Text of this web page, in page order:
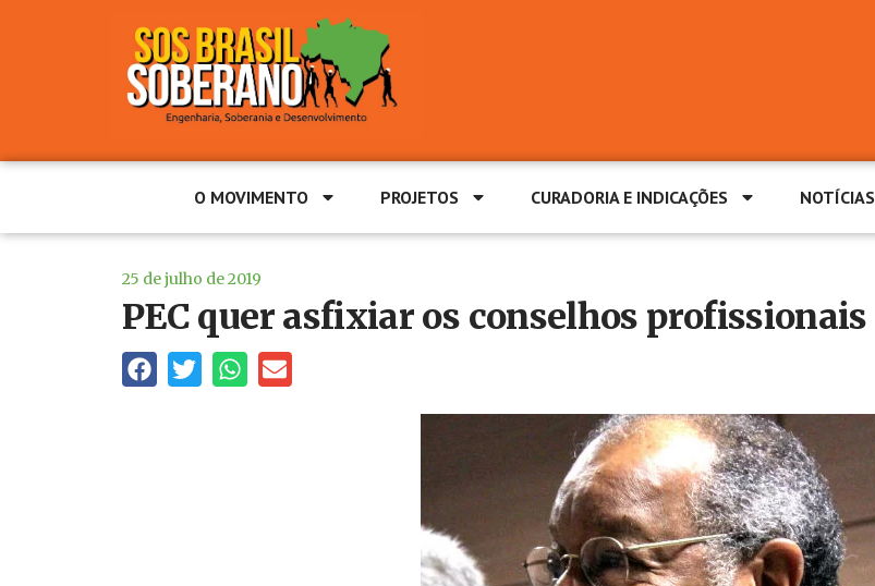
O MOVIMENTO PROJETOS CURADORIA E INDICAÇÕES NOTÍCIAS
25 de julho de 2019
PEC quer asfixiar os conselhos profissionais